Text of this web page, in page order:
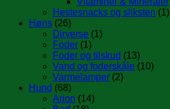
Hestesnacks og sliksten (1)
Høns (26)
Dirverse (1)
Foder (1)
Foder og tilskud (13)
Vand og foderskåle (10)
Varmelamper (2)
Hund (68)
Arion (14)